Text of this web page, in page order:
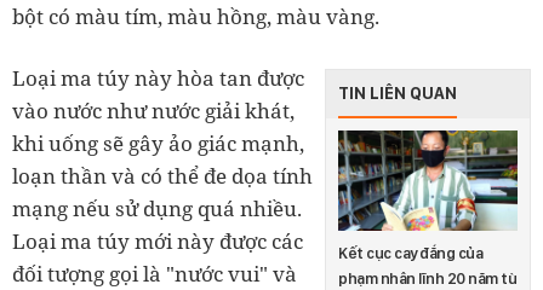
bột có màu tím, màu hồng, màu vàng.
TIN LIÊN QUAN
Kết cục cay đắng của
phạm nhân lĩnh 20 năm tù
Loại ma túy này hòa tan được
vào nước như nước giải khát,
khi uống sẽ gây ảo giác mạnh,
loạn thần và có thể đe dọa tính
mạng nếu sử dụng quá nhiều.
Loại ma túy mới này được các
đối tượng gọi là "nước vui" và